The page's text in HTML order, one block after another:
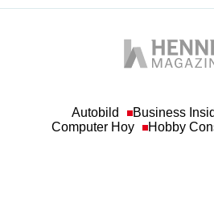
Autobild
Business
Computer Hoy
Hobby